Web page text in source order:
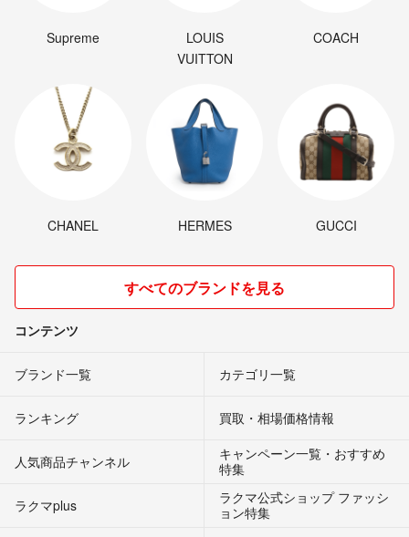
Supreme
LOUIS
VUITTON
COACH
CHANEL HERMES GUCCI
すべてのブランドを見る
コンテンツ
ブランド一覧 カテゴリ一覧
ランキング 買取・相場価格情報
人気商品チャンネル
キャンペーン一覧・おすすめ
特集
ラクマplus
ラクマ公式ショップ ファッシ
ョン特集